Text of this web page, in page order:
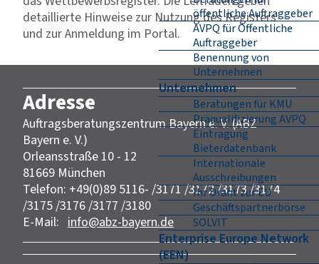
öffentliche Auftraggeber
AVPQ für Öffentliche
Auftraggeber
Benennung von
Unternehmen
Unternehmen
Beratungen für KMU
Präqualifizierung AVPQ
Eintragung
Bieterdatenbank
Internationale
Ausschreibungen
Ihr Draht zur EU
Geschäftspartnerbörse
SOLVIT
Enterprise Europe Network
(EEN)
detaillierte Hinweise zur Nutzung des Registers
und zur Anmeldung im Portal.
Adresse
Auftragsberatungszentrum Bayern e. V. (ABZ
Bayern e. V.)
Orleansstraße 10 - 12
81669 München
Telefon: +49(0)89 5116- /3171 /3172 /3173 /3174
/3175 /3176 /3177 /3180
E-Mail: info@abz-bayern.de